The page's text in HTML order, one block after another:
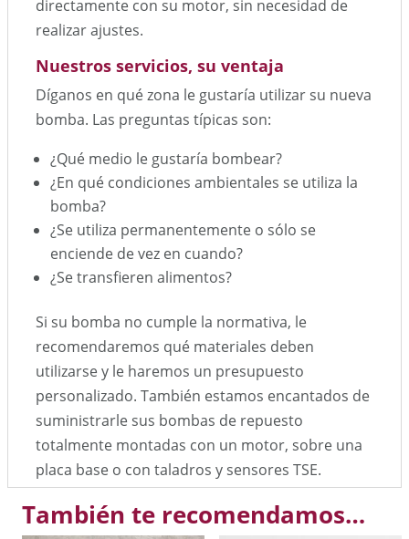
directamente con su motor, sin necesidad de
realizar ajustes.
Nuestros servicios, su ventaja
Díganos en qué zona le gustaría utilizar su nueva
bomba. Las preguntas típicas son:
¿Qué medio le gustaría bombear?
¿En qué condiciones ambientales se utiliza la
bomba?
¿Se utiliza permanentemente o sólo se
enciende de vez en cuando?
¿Se transfieren alimentos?
Si su bomba no cumple la normativa, le
recomendaremos qué materiales deben
utilizarse y le haremos un presupuesto
personalizado. También estamos encantados de
suministrarle sus bombas de repuesto
totalmente montadas con un motor, sobre una
placa base o con taladros y sensores TSE.
También te recomendamos…